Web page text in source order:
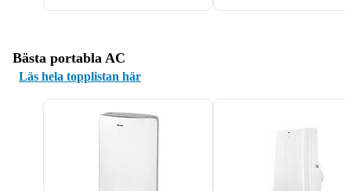
Bästa portabla AC
Läs hela topplistan här